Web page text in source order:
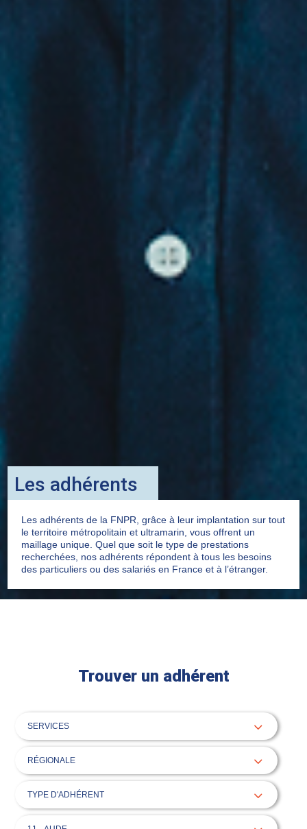
Les adhérents
Les adhérents de la FNPR, grâce à leur implantation sur tout
le territoire métropolitain et ultramarin, vous offrent un
maillage unique. Quel que soit le type de prestations
recherchées, nos adhérents répondent à tous les besoins
des particuliers ou des salariés en France et à l’étranger.
Trouver un adhérent